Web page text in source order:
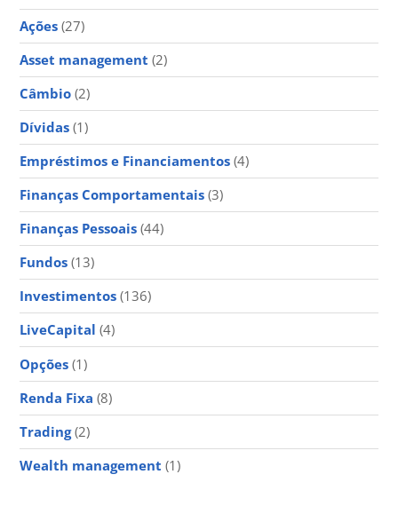
Ações (27)
Asset management (2)
Câmbio (2)
Dívidas (1)
Empréstimos e Financiamentos (4)
Finanças Comportamentais (3)
Finanças Pessoais (44)
Fundos (13)
Investimentos (136)
LiveCapital (4)
Opções (1)
Renda Fixa (8)
Trading(2)
Wealth management (1)